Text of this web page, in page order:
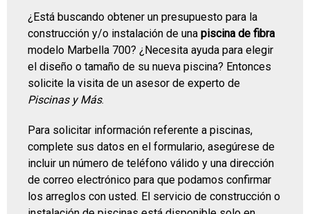
¿Está buscando obtener un presupuesto para la
construcción y/o instalación de una piscina de fibra
modelo Marbella 700? ¿Necesita ayuda para elegir
el diseño o tamaño de su nueva piscina? Entonces
solicite la visita de un asesor de experto de
Piscinas y Más.
Para solicitar información referente a piscinas,
complete sus datos en el formulario, asegúrese de
incluir un número de teléfono válido y una dirección
de correo electrónico para que podamos confirmar
los arreglos con usted. El servicio de construcción o